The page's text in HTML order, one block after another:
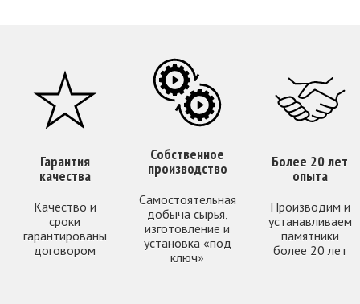
Гарантия
качества
Качество и
сроки
гарантированы
договором
Собственное
производство
Самостоятельная
добыча сырья,
изготовление и
установка «под
ключ»
Более 20 лет
опыта
Производим и
устанавливаем
памятники
более 20 лет